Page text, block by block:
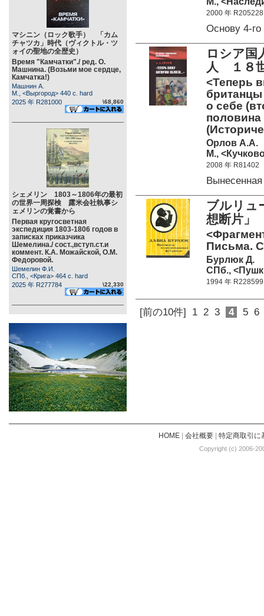
マシニン（ロック歌手） 「カム
チャツカ」時代（ヴィクトル・ツ
ォイの聖地の全歴史）
Время "Камчатки"./ ред. О.
Машнина. (Возьми мое сердце,
Камчатка!)
Машнин А.
М., <Выргород> 440 c. hard
2025 年 R281000
\68,860
シェメリン 1803～1806年の最初
の世界一周探検 露米会社執事シ
ェメリンの覚書から
Первая кругосветная
экспедиция 1803-1806 годов в
записках приказчика
Шемелина./ сост.,вступ.ст.и
коммент. К.А. Можайской, О.М.
Федоровой.
Шемелин Ф.И.
СПб., <Крига> 464 c. hard
2025 年 R277784
\22,330
2000 年 R205228
Основу 4-
ロシア国
人 １８
<Теперь
британцы
о себе
половина
Орлов А.А.
М.,
2008 年 R81402
Вынесенная
ブルリュ
想断片」
Письма.
Бурлюк Д.
СПб.,
1994 年 R228599
[前の10件] 1 2 3 4 5 6
HOME| 会社概要| 特定商取引に
Copyright (c) 2006-